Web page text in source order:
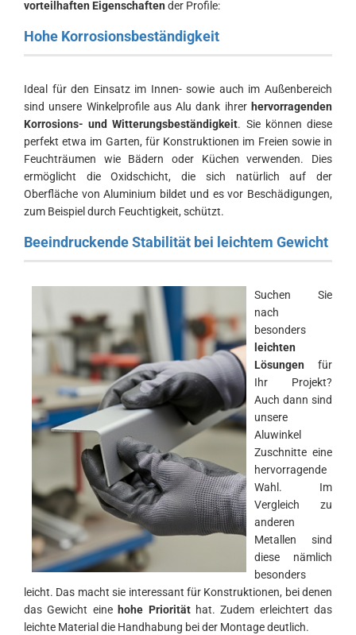
vorteilhaften Eigenschaften der Profile:
Hohe Korrosionsbeständigkeit
Ideal für den Einsatz im Innen- sowie auch im Außenbereich
sind unsere Winkelprofile aus Alu dank ihrer hervorragenden
Korrosions- und Witterungsbeständigkeit. Sie können diese
perfekt etwa im Garten, für Konstruktionen im Freien sowie in
Feuchträumen wie Bädern oder Küchen verwenden. Dies
ermöglicht die Oxidschicht, die sich natürlich auf der
Oberfläche von Aluminium bildet und es vor Beschädigungen,
zum Beispiel durch Feuchtigkeit, schützt.
Beeindruckende Stabilität bei leichtem Gewicht
Suchen Sie
nach
besonders
leichten
Lösungen für
Ihr Projekt?
Auch dann sind
unsere
Aluwinkel
Zuschnitte eine
hervorragende
Wahl. Im
Vergleich zu
anderen
Metallen sind
diese nämlich
besonders
leicht. Das macht sie interessant für Konstruktionen, bei denen
das Gewicht eine hohe Prioritäthat. Zudem erleichtert das
leichte Material die Handhabung bei der Montage deutlich.